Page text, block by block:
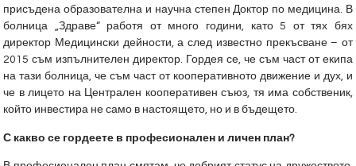
присъдена образователна и научна степен Доктор по медицина. В
болница „Здраве“ работя от много години, като 5 от тях бях
директор Медицински дейности, а след известно прекъсване – от
2015 съм изпълнителен директор. Гордея се, че съм част от екипа
на тази болница, че съм част от кооперативното движение и дух, и
че в лицето на Централен кооперативен съюз, тя има собственик,
който инвестира не само в настоящето, но и в бъдещето.
С какво се гордеете в професионален и личен план?